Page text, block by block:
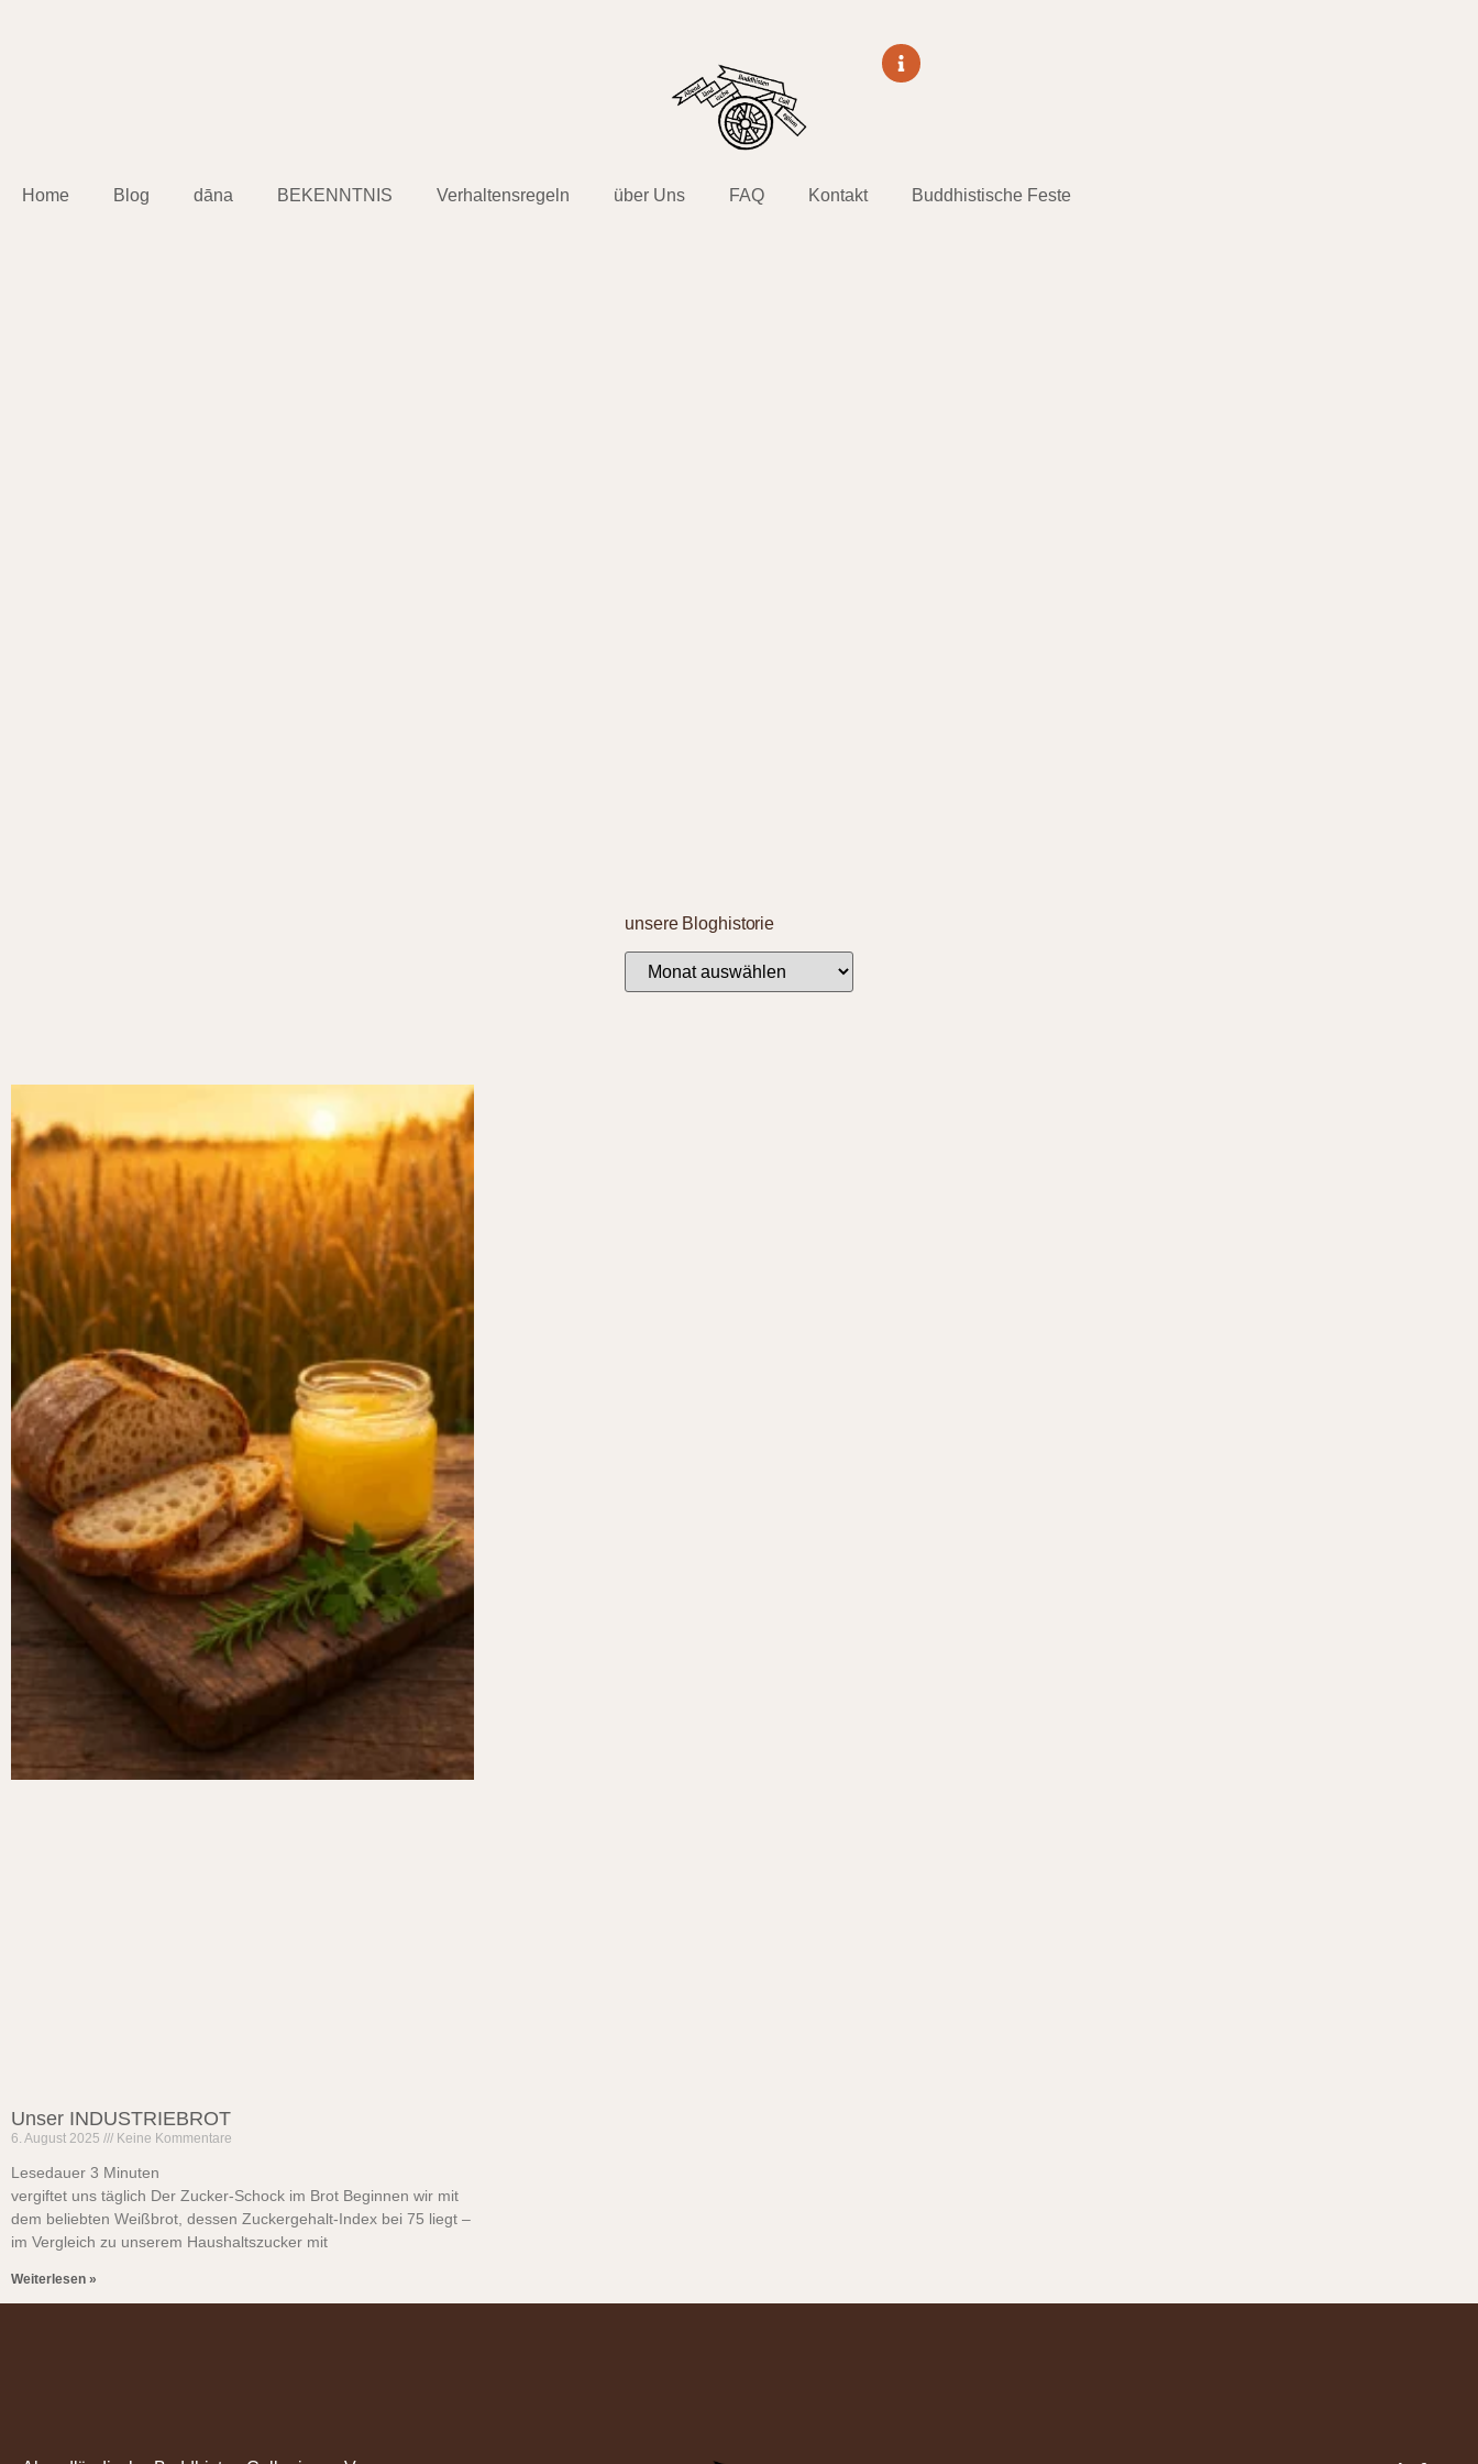
Home Blog dāna BEKENNTNIS Verhaltensregeln über Uns FAQ Kontakt Buddhistische Feste
unsere Bloghistorie
Unser INDUSTRIEBROT
6. August 2025 Keine Kommentare
Lesedauer 3 Minuten
vergiftet uns täglich Der Zucker-Schock im Brot Beginnen wir mit
dem beliebten Weißbrot, dessen Zuckergehalt-Index bei 75 liegt –
im Vergleich zu unserem Haushaltszucker mit
Weiterlesen »